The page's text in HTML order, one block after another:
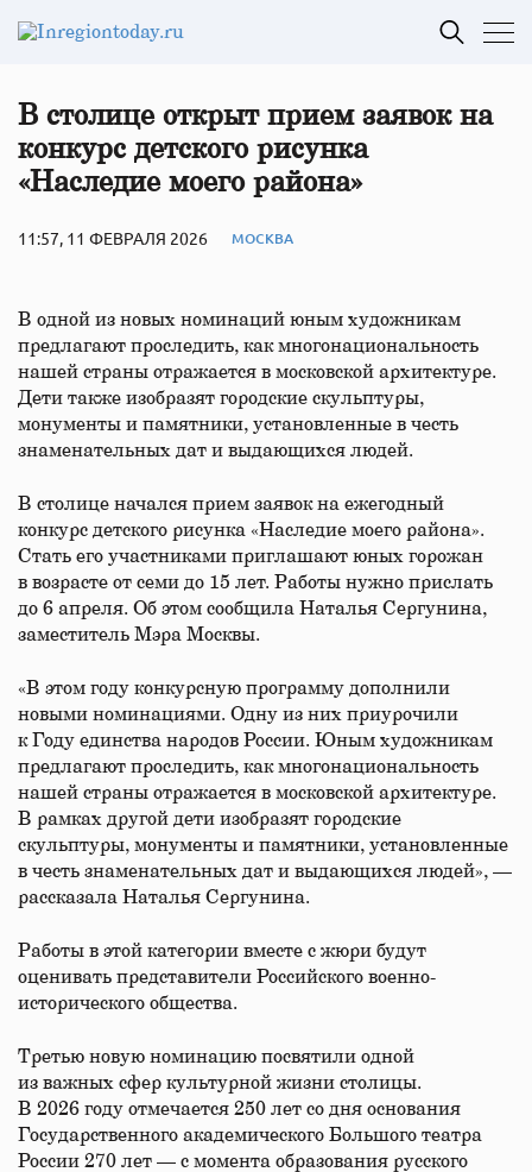
В столице открыт прием заявок на
конкурс детского рисунка
«Наследие моего района»
11:57, 11 ФЕВРАЛЯ 2026 МОСКВА
В одной из новых номинаций юным художникам
предлагают проследить, как многонациональность
нашей страны отражается в московской архитектуре.
Дети также изобразят городские скульптуры,
монументы и памятники, установленные в честь
знаменательных дат и выдающихся людей.
В столице начался прием заявок на ежегодный
конкурс детского рисунка «Наследие моего района».
Стать его участниками приглашают юных горожан
в возрасте от семи до 15 лет. Работы нужно прислать
до 6 апреля. Об этом сообщила Наталья Сергунина,
заместитель Мэра Москвы.
«В этом году конкурсную программу дополнили
новыми номинациями. Одну из них приурочили
к Году единства народов России. Юным художникам
предлагают проследить, как многонациональность
нашей страны отражается в московской архитектуре.
В рамках другой дети изобразят городские
скульптуры, монументы и памятники, установленные
в честь знаменательных дат и выдающихся людей», —
рассказала Наталья Сергунина.
Работы в этой категории вместе с жюри будут
оценивать представители Российского военно-
исторического общества.
Третью новую номинацию посвятили одной
из важных сфер культурной жизни столицы.
В 2026 году отмечается 250 лет со дня основания
Государственного академического Большого театра
России 270 лет — с момента образования русского